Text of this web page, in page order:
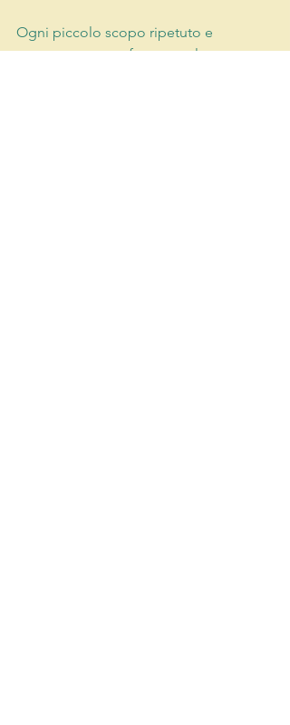
Ogni piccolo scopo ripetuto e
mantenuto scava fessure nel muro